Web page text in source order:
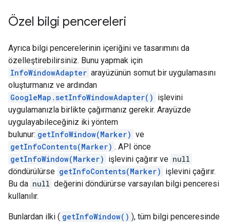
Özel bilgi pencereleri
Ayrıca bilgi pencerelerinin içeriğini ve tasarımını da
özelleştirebilirsiniz. Bunu yapmak için
InfoWindowAdapter arayüzünün somut bir uygulamasını
oluşturmanız ve ardından
GoogleMap.setInfoWindowAdapter() işlevini
uygulamanızla birlikte çağırmanız gerekir. Arayüzde
uygulayabileceğiniz iki yöntem
bulunur: getInfoWindow(Marker) ve
getInfoContents(Marker) . API önce
getInfoWindow(Marker) işlevini çağırır ve null
döndürülürse getInfoContents(Marker) işlevini çağırır.
Bu da null değerini döndürürse varsayılan bilgi penceresi
kullanılır.
Bunlardan ilki ( getInfoWindow() ), tüm bilgi penceresinde